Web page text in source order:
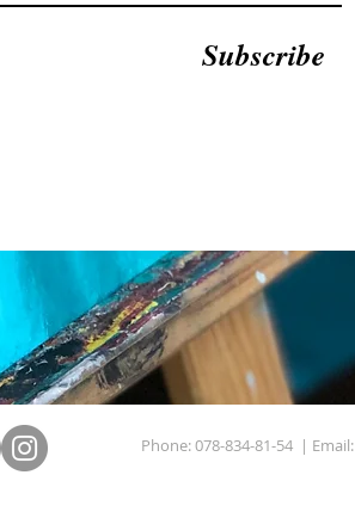
Subscribe
Phone: 078-834-81-54 | Email: